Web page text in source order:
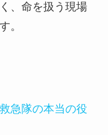
、命を扱う現場
。
急隊の本当の役